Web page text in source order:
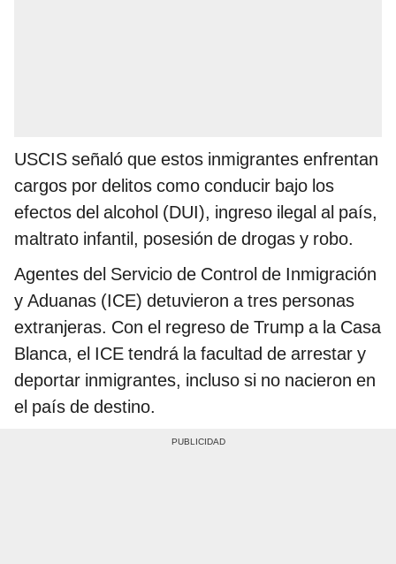
USCIS señaló que estos inmigrantes enfrentan
cargos por delitos como conducir bajo los
efectos del alcohol (DUI), ingreso ilegal al país,
maltrato infantil, posesión de drogas y robo.
Agentes del Servicio de Control de Inmigración
y Aduanas (ICE) detuvieron a tres personas
extranjeras. Con el regreso de Trump a la Casa
Blanca, el ICE tendrá la facultad de arrestar y
deportar inmigrantes, incluso si no nacieron en
el país de destino.